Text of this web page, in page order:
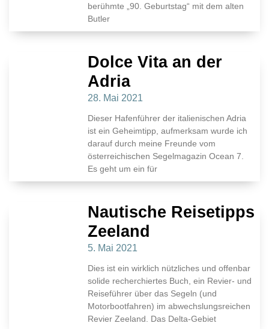
berühmte „90. Geburtstag“ mit dem alten
Butler
Dolce Vita an der
Adria
28. Mai 2021
Dieser Hafenführer der italienischen Adria
ist ein Geheimtipp, aufmerksam wurde ich
darauf durch meine Freunde vom
österreichischen Segelmagazin Ocean 7.
Es geht um ein für
Nautische Reisetipps
Zeeland
5. Mai 2021
Dies ist ein wirklich nützliches und offenbar
solide recherchiertes Buch, ein Revier- und
Reiseführer über das Segeln (und
Motorbootfahren) im abwechslungsreichen
Revier Zeeland. Das Delta-Gebiet